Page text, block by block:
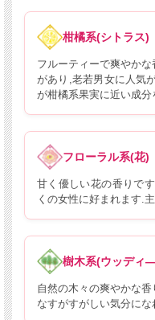
柑橘系(シトラス)
フルーティーで爽やか
があり,老若男女に人気
が柑橘系果実に近い成分
フローラル系(花)
甘く優しい花の香りで
くの女性に好まれます.
樹木系(ウッディ
自然の木々の爽やかな
なすがすがしい気分にな